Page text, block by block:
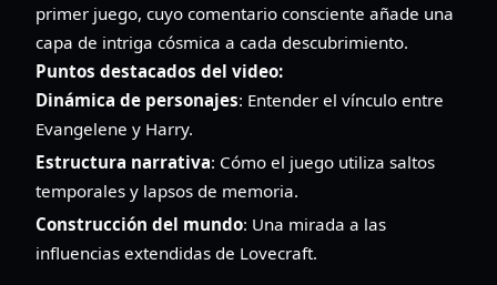
primer juego, cuyo comentario consciente añade una
capa de intriga cósmica a cada descubrimiento.
Puntos destacados del video:
Dinámica de personajes: Entender el vínculo entre
Evangelene y Harry.
Estructura narrativa: Cómo el juego utiliza saltos
temporales y lapsos de memoria.
Construcción del mundo: Una mirada a las
influencias extendidas de Lovecraft.